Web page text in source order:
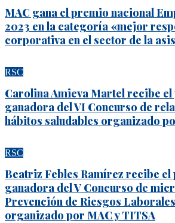
MAC gana el premio nacional
2023 en la categoría «mejor
corporativa en el sector de la
RSC
Carolina Amieva Martel recibe
ganadora del VI Concurso de
hábitos saludables organizado
RSC
Beatriz Febles Ramírez recibe
ganadora del V Concurso de
Prevención de Riesgos
organizado por MAC y TITSA